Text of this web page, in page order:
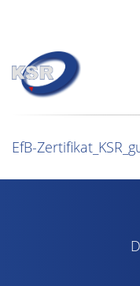
EfB-